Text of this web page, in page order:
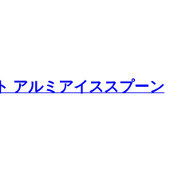
アルミアイススプーン